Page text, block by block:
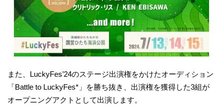
また、LuckyFes’24のステージ出演権をかけたオーディション
「Battle to LuckyFes*」を勝ち抜き、出演権を獲得した3組が
オープニングアクトとして出演します。